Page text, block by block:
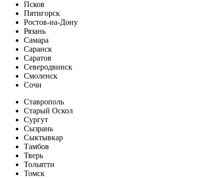
Псков
Пятигорск
Ростов-на-Дону
Рязань
Самара
Саранск
Саратов
Северодвинск
Смоленск
Сочи
Ставрополь
Старый Оскол
Сургут
Сызрань
Сыктывкар
Тамбов
Тверь
Тольятти
Томск